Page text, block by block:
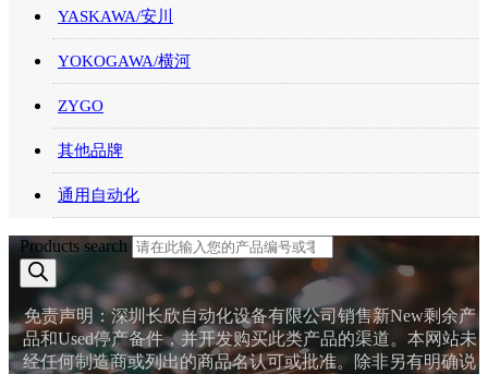
YASKAWA/安川
YOKOGAWA/横河
ZYGO
其他品牌
通用自动化
Products search
免责声明：深圳长欣自动化设备有限公司销售新New剩余产
品和Used停产备件，并开发购买此类产品的渠道。本网站未
经任何制造商或列出的商品名认可或批准。除非另有明确说